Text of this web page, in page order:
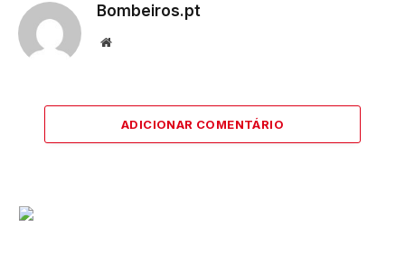
Bombeiros.pt
Website
ADICIONAR COMENTÁRIO